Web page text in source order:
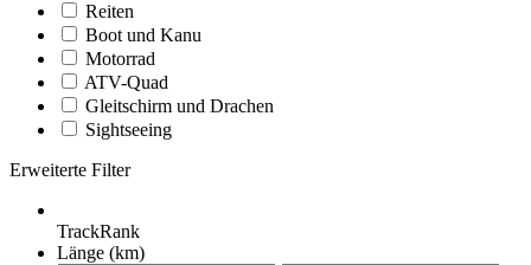
Reiten
Boot und Kanu
Motorrad
ATV-Quad
Gleitschirm und Drachen
Sightseeing
Erweiterte Filter
TrackRank
Länge (km)